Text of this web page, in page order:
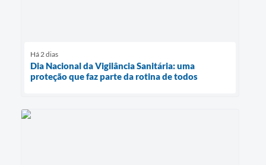
Há 2 dias
Dia Nacional da Vigilância Sanitária: uma
proteção que faz parte da rotina de todos